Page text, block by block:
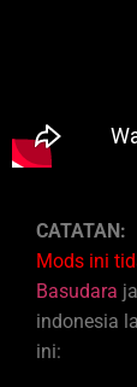
CATATAN:
Mods ini
Basudara
indonesia
ini: